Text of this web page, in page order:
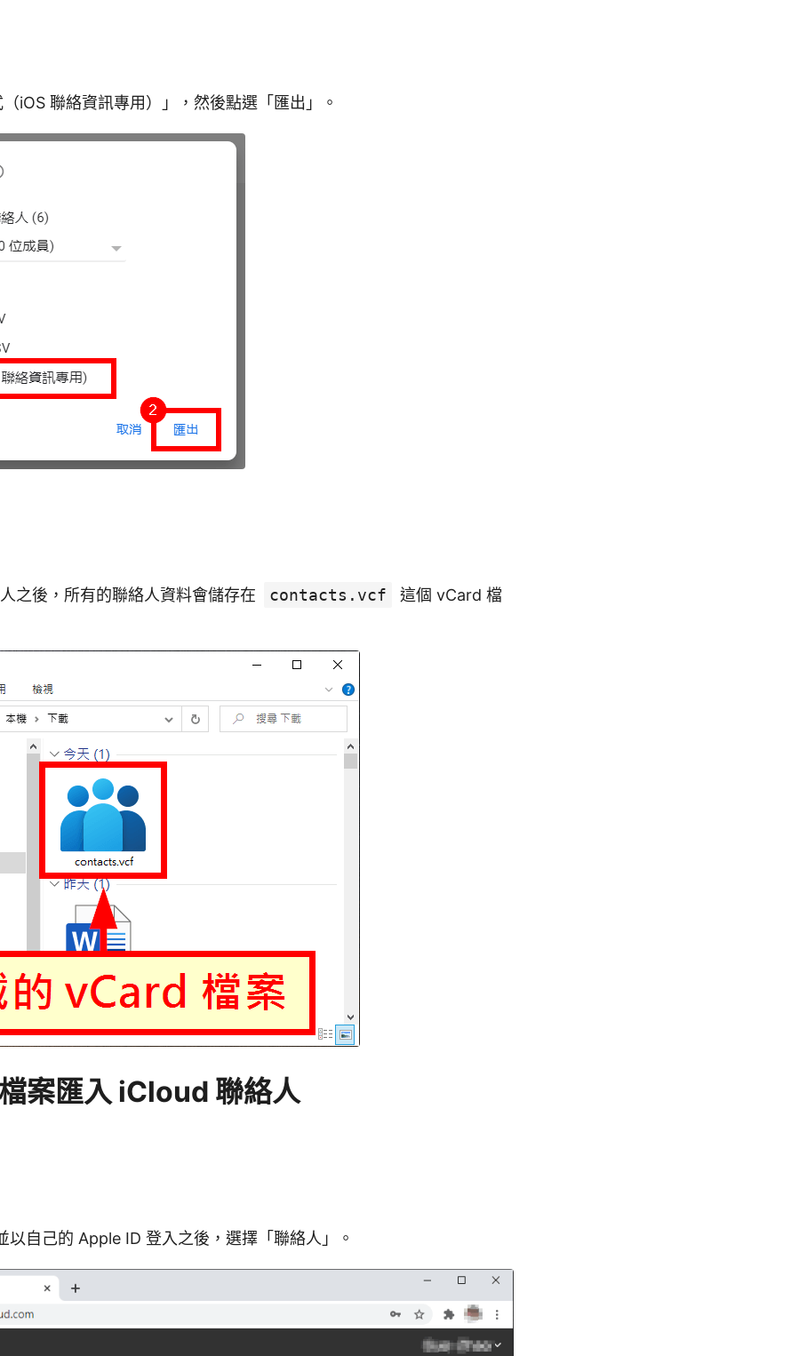
iOS 聯絡資訊專用）」，然後點選「匯出」。
之後，所有的聯絡人資料會儲存在 contacts.vcf
這個 vCard 檔
案匯入 iCloud 聯絡人
以自己的 Apple ID 登入之後，選擇「聯絡人」。